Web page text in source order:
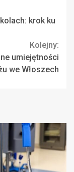
krok ku
Kolejny:
umiejętności
we Włoszech